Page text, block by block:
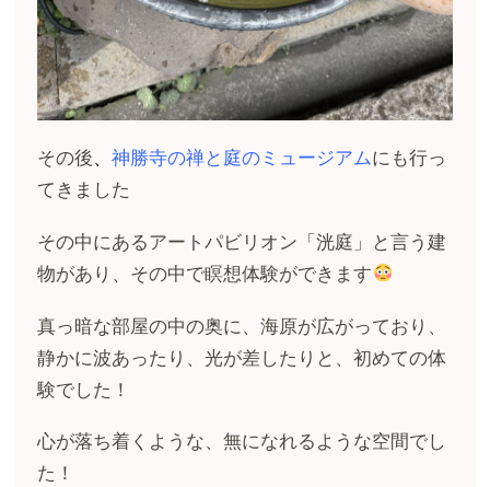
その後、神勝寺の禅と庭のミュージアムにも行っ
てきました
その中にあるアートパビリオン「洸庭」と言う建
物があり、その中で瞑想体験ができます
真っ暗な部屋の中の奥に、海原が広がっており、
静かに波あったり、光が差したりと、初めての体
験でした！
心が落ち着くような、無になれるような空間でし
た！